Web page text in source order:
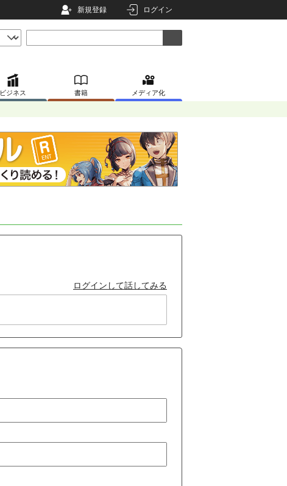
新規登録 ログイン
ビジネス 書籍 メディア化
ログインして話してみる